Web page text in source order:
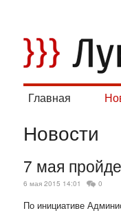
Главная
Новости
7 мая
6 мая 2015 14:01 0
По инициативе